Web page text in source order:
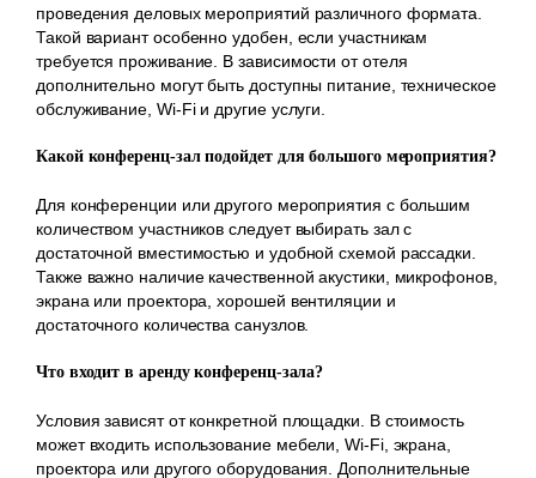
проведения деловых мероприятий различного формата.
Такой вариант особенно удобен, если участникам
требуется проживание. В зависимости от отеля
дополнительно могут быть доступны питание, техническое
обслуживание, Wi-Fi и другие услуги.
Какой конференц-зал подойдет для большого мероприятия?
Для конференции или другого мероприятия с большим
количеством участников следует выбирать зал с
достаточной вместимостью и удобной схемой рассадки.
Также важно наличие качественной акустики, микрофонов,
экрана или проектора, хорошей вентиляции и
достаточного количества санузлов.
Что входит в аренду конференц-зала?
Условия зависят от конкретной площадки. В стоимость
может входить использование мебели, Wi-Fi, экрана,
проектора или другого оборудования. Дополнительные